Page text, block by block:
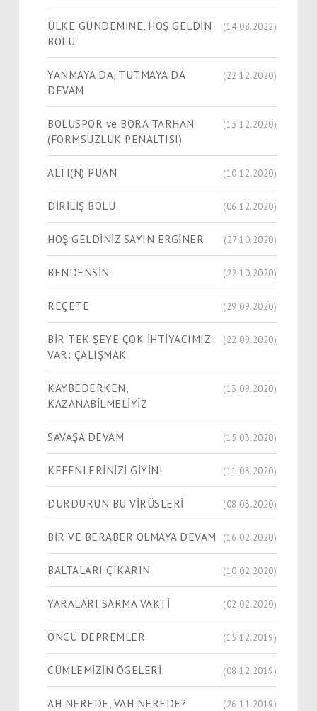
ÜLKE GÜNDEMİNE, HOŞ GELDİN
BOLU
(14.08.2022)
YANMAYA DA, TUTMAYA DA
DEVAM
(22.12.2020)
BOLUSPOR ve BORA TARHAN
(FORMSUZLUK PENALTISI)
(13.12.2020)
ALTI(N) PUAN (10.12.2020)
DİRİLİŞ BOLU (06.12.2020)
HOŞ GELDİNİZ SAYIN ERGİNER (27.10.2020)
BENDENSİN (22.10.2020)
REÇETE (29.09.2020)
BİR TEK ŞEYE ÇOK İHTİYACIMIZ
VAR: ÇALIŞMAK
(22.09.2020)
KAYBEDERKEN,
KAZANABİLMELİYİZ
(13.09.2020)
SAVAŞA DEVAM (15.03.2020)
KEFENLERİNİZİ GİYİN! (11.03.2020)
DURDURUN BU VİRÜSLERİ (08.03.2020)
BİR VE BERABER OLMAYA DEVAM (16.02.2020)
BALTALARI ÇIKARIN (10.02.2020)
YARALARI SARMA VAKTİ (02.02.2020)
ÖNCÜ DEPREMLER (15.12.2019)
CÜMLEMİZİN ÖGELERİ (08.12.2019)
AH NEREDE, VAH NEREDE? (26.11.2019)